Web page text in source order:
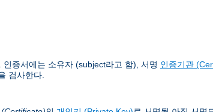
증서에는 소유자 (subject라고 함), 서명 인증기관
검사한다.